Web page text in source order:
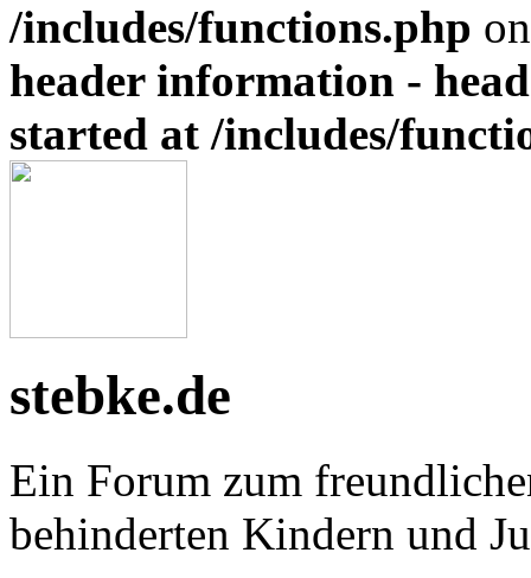
/includes/functions.php
header information -
started at /includes/
stebke.de
Ein Forum zum
behinderten Kindern und